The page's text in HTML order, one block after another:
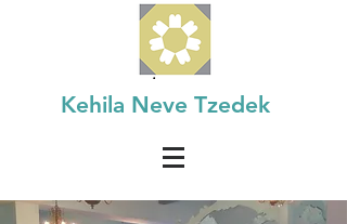
Kehila Neve Tzedek